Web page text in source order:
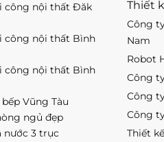
công nội thất Đăk
công nội thất Bình
công nội thất Bình
Vũng Tàu
ngủ đẹp
nước 3 trục
Thiết
Công
Nam
Robot
Công
Công
Công
Thiết